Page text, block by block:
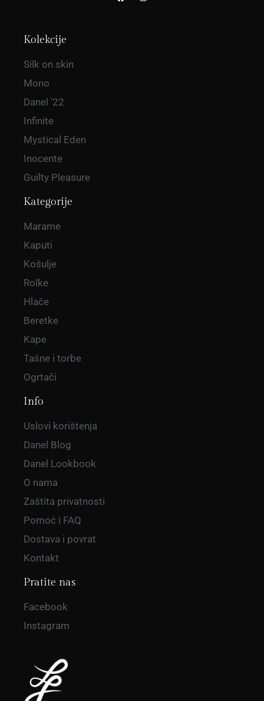
Kolekcije
Silk on skin
Mono
Danel '22
Infinite
Mystical Eden
Inocente
Guilty Pleasure
Kategorije
Marame
Kaputi
Košulje
Rolke
Hlače
Beretke
Kape
Tašne i torbe
Ogrtači
Info
Uslovi korištenja
Danel Blog
Danel Lookbook
O nama
Zaštita privatnosti
Pomoć i FAQ
Dostava i povrat
Kontakt
Pratite nas
Facebook
Instagram